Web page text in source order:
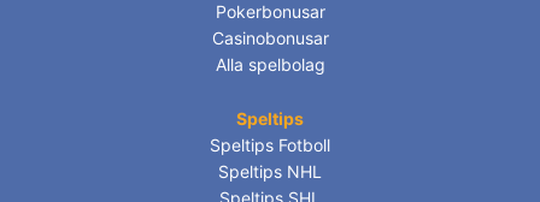
Pokerbonusar
Casinobonusar
Alla spelbolag
Speltips
Speltips Fotboll
Speltips NHL
Speltips SHL